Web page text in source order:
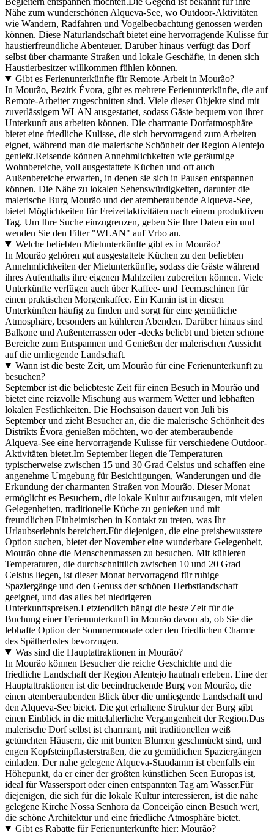
Nähe zum wunderschönen Alqueva-See, wo Outdoor-Aktivitäten
wie Wandern, Radfahren und Vogelbeobachtung genossen werden
können. Diese Naturlandschaft bietet eine hervorragende Kulisse für
haustierfreundliche Abenteuer. Darüber hinaus verfügt das Dorf
selbst über charmante Straßen und lokale Geschäfte, in denen sich
Haustierbesitzer willkommen fühlen können.
Gibt es Ferienunterkünfte für Remote-Arbeit in Mourão?
In Mourão, Bezirk Évora, gibt es mehrere Ferienunterkünfte, die auf
Remote-Arbeiter zugeschnitten sind. Viele dieser Objekte sind mit
zuverlässigem WLAN ausgestattet, sodass Gäste bequem von ihrer
Unterkunft aus arbeiten können. Die charmante Dorfatmosphäre
bietet eine friedliche Kulisse, die sich hervorragend zum Arbeiten
eignet, während man die malerische Schönheit der Region Alentejo
genießt.Reisende können Annehmlichkeiten wie geräumige
Wohnbereiche, voll ausgestattete Küchen und oft auch
Außenbereiche erwarten, in denen sie sich in Pausen entspannen
können. Die Nähe zu lokalen Sehenswürdigkeiten, darunter die
malerische Burg Mourão und der atemberaubende Alqueva-See,
bietet Möglichkeiten für Freizeitaktivitäten nach einem produktiven
Tag. Um Ihre Suche einzugrenzen, geben Sie Ihre Daten ein und
wenden Sie den Filter "WLAN" auf Vrbo an.
Welche beliebten Mietunterkünfte gibt es in Mourão?
In Mourão gehören gut ausgestattete Küchen zu den beliebten
Annehmlichkeiten der Mietunterkünfte, sodass die Gäste während
ihres Aufenthalts ihre eigenen Mahlzeiten zubereiten können. Viele
Unterkünfte verfügen auch über Kaffee- und Teemaschinen für
einen praktischen Morgenkaffee. Ein Kamin ist in diesen
Unterkünften häufig zu finden und sorgt für eine gemütliche
Atmosphäre, besonders an kühleren Abenden. Darüber hinaus sind
Balkone und Außenterrassen oder -decks beliebt und bieten schöne
Bereiche zum Entspannen und Genießen der malerischen Aussicht
auf die umliegende Landschaft.
Wann ist die beste Zeit, um Mourão für eine Ferienunterkunft zu
besuchen?
September ist die beliebteste Zeit für einen Besuch in Mourão und
bietet eine reizvolle Mischung aus warmem Wetter und lebhaften
lokalen Festlichkeiten. Die Hochsaison dauert von Juli bis
September und zieht Besucher an, die die malerische Schönheit des
Distrikts Évora genießen möchten, wo der atemberaubende
Alqueva-See eine hervorragende Kulisse für verschiedene Outdoor-
Aktivitäten bietet.Im September liegen die Temperaturen
typischerweise zwischen 15 und 30 Grad Celsius und schaffen eine
angenehme Umgebung für Besichtigungen, Wanderungen und die
Erkundung der charmanten Straßen von Mourão. Dieser Monat
ermöglicht es Besuchern, die lokale Kultur aufzusaugen, mit vielen
Gelegenheiten, traditionelle Küche zu genießen und mit
freundlichen Einheimischen in Kontakt zu treten, was Ihr
Urlaubserlebnis bereichert.Für diejenigen, die eine preisbewusstere
Option suchen, bietet der November eine wunderbare Gelegenheit,
Mourão ohne die Menschenmassen zu besuchen. Mit kühleren
Temperaturen, die durchschnittlich zwischen 10 und 20 Grad
Celsius liegen, ist dieser Monat hervorragend für ruhige
Spaziergänge und den Genuss der schönen Herbstlandschaft
geeignet, und das alles bei niedrigeren
Unterkunftspreisen.Letztendlich hängt die beste Zeit für die
Buchung einer Ferienunterkunft in Mourão davon ab, ob Sie die
lebhafte Option der Sommermonate oder den friedlichen Charme
des Spätherbstes bevorzugen.
Was sind die Hauptattraktionen in Mourão?
In Mourão können Besucher die reiche Geschichte und die
friedliche Landschaft der Region Alentejo hautnah erleben. Eine der
Hauptattraktionen ist die beeindruckende Burg von Mourão, die
einen atemberaubenden Blick über die umliegende Landschaft und
den Alqueva-See bietet. Die gut erhaltene Struktur der Burg gibt
einen Einblick in die mittelalterliche Vergangenheit der Region.Das
malerische Dorf selbst ist charmant, mit traditionellen weiß
getünchten Häusern, die mit bunten Blumen geschmückt sind, und
engen Kopfsteinpflasterstraßen, die zu gemütlichen Spaziergängen
einladen. Der nahe gelegene Alqueva-Staudamm ist ebenfalls ein
Höhepunkt, da er einer der größten künstlichen Seen Europas ist,
ideal für Wassersport oder einen entspannten Tag am Wasser.Für
diejenigen, die sich für die lokale Kultur interessieren, ist die nahe
gelegene Kirche Nossa Senhora da Conceição einen Besuch wert,
die schöne Architektur und eine friedliche Atmosphäre bietet.
Gibt es Rabatte für Ferienunterkünfte hier: Mourão?